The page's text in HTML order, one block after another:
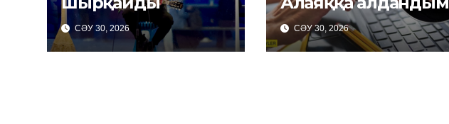
СӘУ 30, 2026 СӘУ 30, 2026